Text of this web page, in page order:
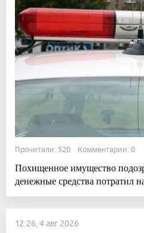
Прочитали: 520 Комментарии: 0
Похищенное имущество
денежные средства потратил
12:26, 4 авг 2026